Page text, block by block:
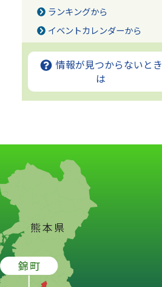
ランキングから
イベントカレンダーから
情報が見つからないとき
は